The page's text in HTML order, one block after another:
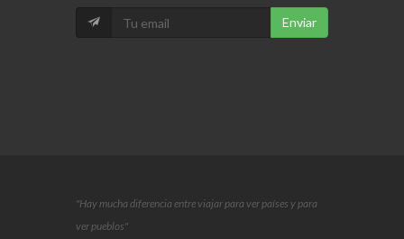
Enviar
"Hay mucha diferencia entre viajar para ver países y para
ver pueblos"